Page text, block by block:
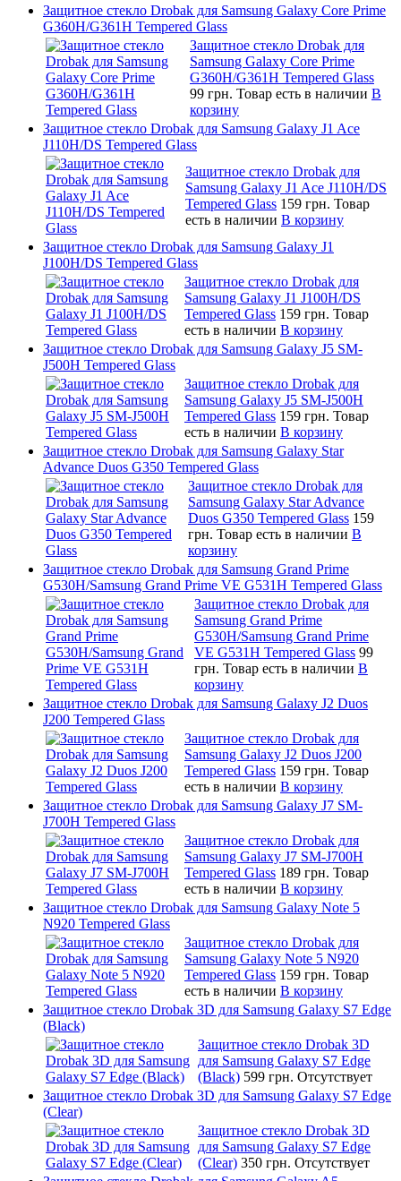
Защитное стекло Drobak для Samsung Galaxy Core Prime
G360H/G361H Tempered Glass
Защитное стекло Drobak для
Samsung Galaxy Core Prime
G360H/G361H Tempered Glass
99 грн. Товар есть в наличии В
корзину
Защитное стекло Drobak для Samsung Galaxy J1 Ace
J110H/DS Tempered Glass
Защитное стекло Drobak для
Samsung Galaxy J1 Ace J110H/DS
Tempered Glass 159 грн. Товар
есть в наличии В корзину
Защитное стекло Drobak для Samsung Galaxy J1
J100H/DS Tempered Glass
Защитное стекло Drobak для
Samsung Galaxy J1 J100H/DS
Tempered Glass 159 грн. Товар
есть в наличии В корзину
Защитное стекло Drobak для Samsung Galaxy J5 SM-
J500H Tempered Glass
Защитное стекло Drobak для
Samsung Galaxy J5 SM-J500H
Tempered Glass 159 грн. Товар
есть в наличии В корзину
Защитное стекло Drobak для Samsung Galaxy Star
Advance Duos G350 Tempered Glass
Защитное стекло Drobak для
Samsung Galaxy Star Advance
Duos G350 Tempered Glass 159
грн. Товар есть в наличии В
корзину
Защитное стекло Drobak для Samsung Grand Prime
G530H/Samsung Grand Prime VE G531H Tempered Glass
Защитное стекло Drobak для
Samsung Grand Prime
G530H/Samsung Grand Prime
VE G531H Tempered Glass 99
грн. Товар есть в наличии В
корзину
Защитное стекло Drobak для Samsung Galaxy J2 Duos
J200 Tempered Glass
Защитное стекло Drobak для
Samsung Galaxy J2 Duos J200
Tempered Glass 159 грн. Товар
есть в наличии В корзину
Защитное стекло Drobak для Samsung Galaxy J7 SM-
J700H Tempered Glass
Защитное стекло Drobak для
Samsung Galaxy J7 SM-J700H
Tempered Glass 189 грн. Товар
есть в наличии В корзину
Защитное стекло Drobak для Samsung Galaxy Note 5
N920 Tempered Glass
Защитное стекло Drobak для
Samsung Galaxy Note 5 N920
Tempered Glass 159 грн. Товар
есть в наличии В корзину
Защитное стекло Drobak 3D для Samsung Galaxy S7 Edge
(Black)
Защитное стекло Drobak 3D
для Samsung Galaxy S7 Edge
(Black) 599 грн. Отсутствует
Защитное стекло Drobak 3D для Samsung Galaxy S7 Edge
(Clear)
Защитное стекло Drobak 3D
для Samsung Galaxy S7 Edge
(Clear) 350 грн. Отсутствует